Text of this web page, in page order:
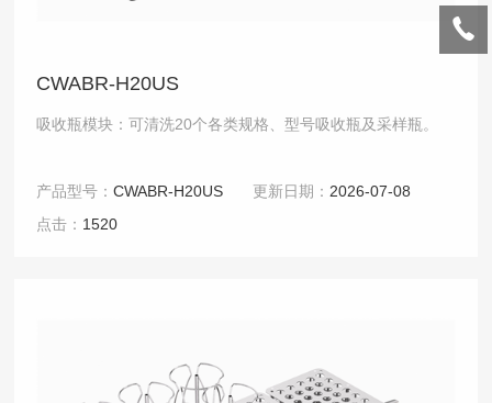
CWABR-H20US
吸收瓶模块：可清洗20个各类规格、型号吸收瓶及采样瓶。
产品型号：CWABR-H20US 更新日期： 2026-07-08
点击： 1520